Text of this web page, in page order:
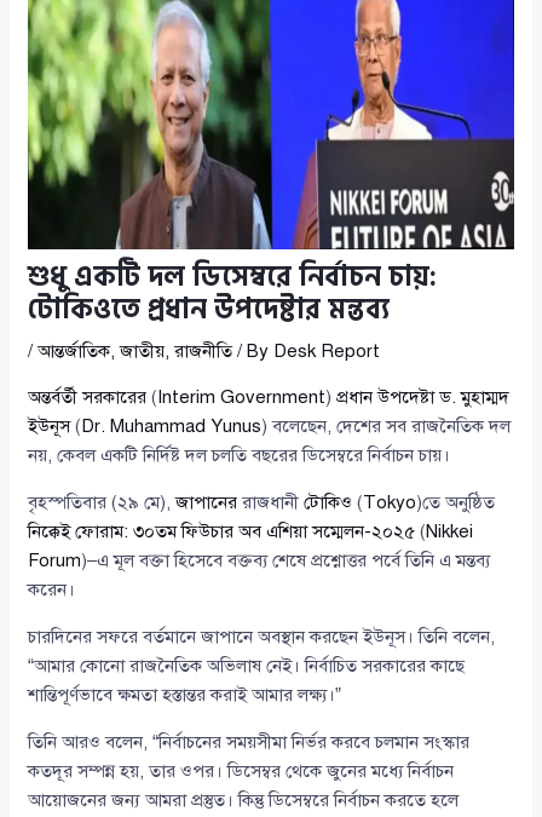
শুধু একটি দল ডিসেম্বরে নির্বাচন চায়:
টোকিওতে প্রধান উপদেষ্টার মন্তব্য
/আন্তর্জাতিক,জাতীয়,রাজনীতি/ By Desk Report
অন্তর্বর্তী সরকারের ( Interim Government)প্রধান উপদেষ্টা ড. মুহাম্মদ
ইউনূস( Dr. Muhammad Yunus) বলেছেন, দেশের সব রাজনৈতিক দল
নয়, কেবল একটি নির্দিষ্ট দল চলতি বছরের ডিসেম্বরে নির্বাচন চায়।
বৃহস্পতিবার (২৯ মে),জাপানেররাজধানীটোকিও (Tokyo)তে অনুষ্ঠিত
নিক্কেই ফোরাম: ৩০তম ফিউচার অব এশিয়া সম্মেলন-২০২৫ (Nikkei
Forum)–এ মূল বক্তা হিসেবে বক্তব্য শেষে প্রশ্নোত্তর পর্বে তিনি এ মন্তব্য
করেন।
চারদিনের সফরে বর্তমানে জাপানে অবস্থান করছেন ইউনূস। তিনি বলেন,
“আমার কোনো রাজনৈতিক অভিলাষ নেই। নির্বাচিত সরকারের কাছে
শান্তিপূর্ণভাবে ক্ষমতা হস্তান্তর করাই আমার লক্ষ্য।”
তিনি আরও বলেন, “নির্বাচনের সময়সীমা নির্ভর করবে চলমান সংস্কার
কতদূর সম্পন্ন হয়, তার ওপর। ডিসেম্বর থেকে জুনের মধ্যে নির্বাচন
আয়োজনের জন্য আমরা প্রস্তুত। কিন্তু ডিসেম্বরে নির্বাচন করতে হলে